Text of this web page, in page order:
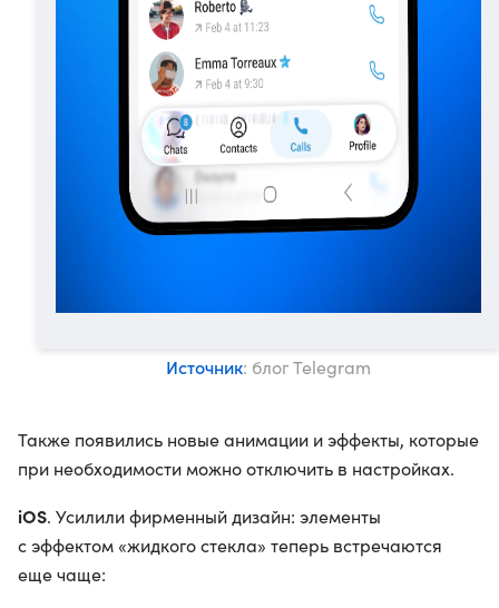
Источник: блог Telegram
Также появились новые анимации и эффекты, которые
при необходимости можно отключить в настройках.
iOS. Усилили фирменный дизайн: элементы
с эффектом «жидкого стекла» теперь встречаются
еще чаще: